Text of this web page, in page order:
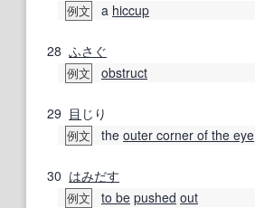
例文 a hiccup
28 ふさぐ
例文 obstruct
29 目 じり
例文 the outer corner of the eye
30 はみだす
例文 to be pushed out